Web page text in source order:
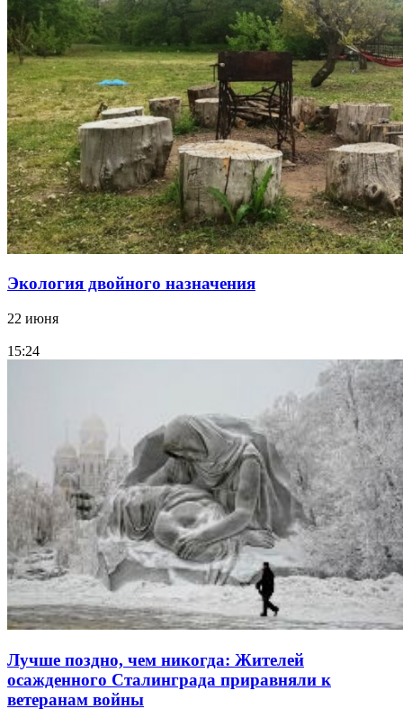
Экология двойного назначения
22 июня
15:24
Лучше поздно, чем никогда: Жителей
осажденного Сталинграда приравняли к
ветеранам войны